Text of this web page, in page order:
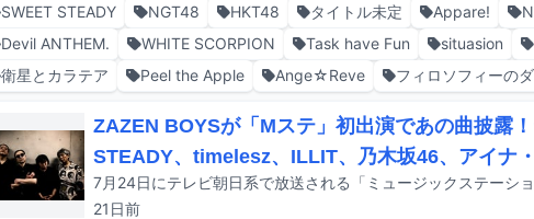
SWEET STEADY
NGT48 HKT48 タイトル未定 Appare!
Devil ANTHEM.
WHITE SCORPION Task have Fun situasion
衛星とカラテア
Peel the Apple Ange☆Reve フィロソフィーの
ZAZEN BOYSが「Mステ」初出演であの曲披露
STEADY、timelesz、ILLIT、乃木坂46、アイナ
21日前